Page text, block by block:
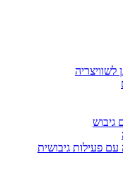
לשוויצריה
גיבוש
פעילות גיבושית